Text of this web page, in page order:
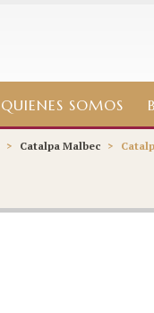
QUIENES SOMOS
> Catalpa Malbec >